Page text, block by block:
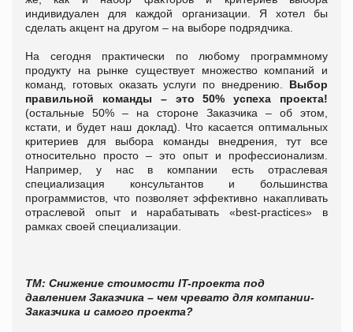
индивидуален для каждой организации. Я хотел бы
сделать акцент на другом – на выборе подрядчика.
На сегодня практически по любому программному
продукту на рынке существует множество компаний и
команд, готовых оказать услуги по внедрению. Выбор
правильной команды – это 50% успеха проекта!
(остальные 50% – на стороне Заказчика – об этом,
кстати, и будет наш доклад). Что касается оптимальных
критериев для выбора команды внедрения, тут все
относительно просто – это опыт и профессионализм.
Например, у нас в компании есть отраслевая
специализация консультантов и большинства
программистов, что позволяет эффективно накапливать
отраслевой опыт и нарабатывать «best-practices» в
рамках своей специализации.
ТМ: Снижение стоимости IT-проекта под
давлением Заказчика – чем чревато для компании-
Заказчика и самого проекта?